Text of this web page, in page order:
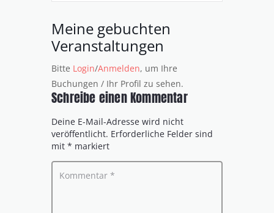
Meine gebuchten
Veranstaltungen
Bitte Login/Anmelden, um Ihre
Buchungen / Ihr Profil zu sehen.
Schreibe einen Kommentar
Deine E-Mail-Adresse wird nicht
veröffentlicht. Erforderliche Felder sind
mit * markiert